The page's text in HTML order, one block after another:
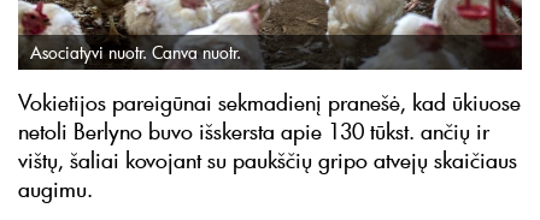
Asociatyvi nuotr. Canva nuotr.
Vokietijos pareigūnai sekmadienį pranešė, kad ūkiuose
netoli Berlyno buvo išskersta apie 130 tūkst. ančių ir
vištų, šaliai kovojant su paukščių gripo atvejų skaičiaus
augimu.